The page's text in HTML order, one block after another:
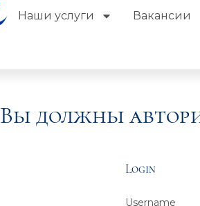
Наши услуги Вакансии
Вы должны
Login
Username